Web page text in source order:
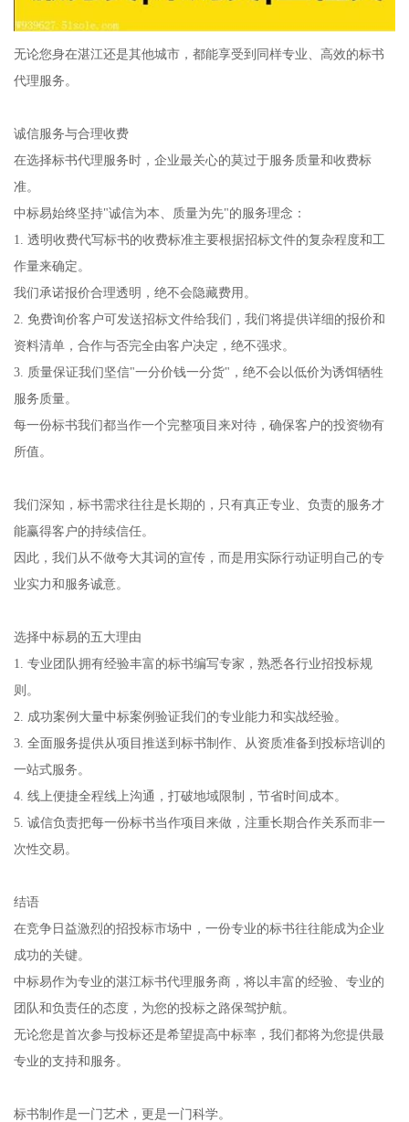
无论您身在湛江还是其他城市，都能享受到同样专业、高效的标书
代理服务。
诚信服务与合理收费
在选择标书代理服务时，企业最关心的莫过于服务质量和收费标
准。
中标易始终坚持"诚信为本、质量为先"的服务理念：
1. 透明收费代写标书的收费标准主要根据招标文件的复杂程度和工
作量来确定。
我们承诺报价合理透明，绝不会隐藏费用。
2. 免费询价客户可发送招标文件给我们，我们将提供详细的报价和
资料清单，合作与否完全由客户决定，绝不强求。
3. 质量保证我们坚信"一分价钱一分货"，绝不会以低价为诱饵牺牲
服务质量。
每一份标书我们都当作一个完整项目来对待，确保客户的投资物有
所值。
我们深知，标书需求往往是长期的，只有真正专业、负责的服务才
能赢得客户的持续信任。
因此，我们从不做夸大其词的宣传，而是用实际行动证明自己的专
业实力和服务诚意。
选择中标易的五大理由
1. 专业团队拥有经验丰富的标书编写专家，熟悉各行业招投标规
则。
2. 成功案例大量中标案例验证我们的专业能力和实战经验。
3. 全面服务提供从项目推送到标书制作、从资质准备到投标培训的
一站式服务。
4. 线上便捷全程线上沟通，打破地域限制，节省时间成本。
5. 诚信负责把每一份标书当作项目来做，注重长期合作关系而非一
次性交易。
结语
在竞争日益激烈的招投标市场中，一份专业的标书往往能成为企业
成功的关键。
中标易作为专业的湛江标书代理服务商，将以丰富的经验、专业的
团队和负责任的态度，为您的投标之路保驾护航。
无论您是首次参与投标还是希望提高中标率，我们都将为您提供最
专业的支持和服务。
标书制作是一门艺术，更是一门科学。